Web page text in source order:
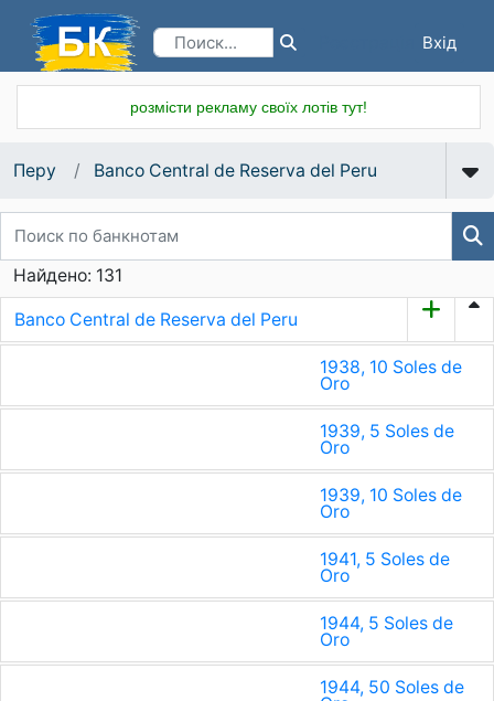
Вхід
розмісти рекламу своїх лотів тут!
Перу Banco Central de Reserva del Peru
Найдено: 131
Banco Central de Reserva del Peru
1938, 10 Soles de
Oro
1939, 5 Soles de
Oro
1939, 10 Soles de
Oro
1941, 5 Soles de
Oro
1944, 5 Soles de
Oro
1944, 50 Soles de